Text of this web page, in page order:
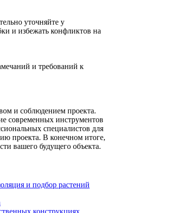
уточняйте у
и избежать конфликтов на
и требований к
и соблюдением проекта.
современных инструментов
специалистов для
проекта. В конечном итоге,
вашего будущего объекта.
и подбор растений
конструкциях